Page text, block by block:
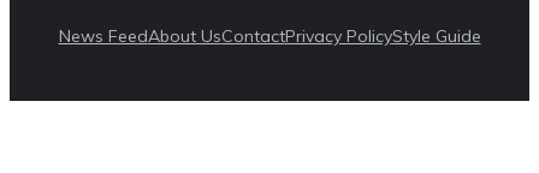
News FeedAbout UsContactPrivacy PolicyStyle Guide